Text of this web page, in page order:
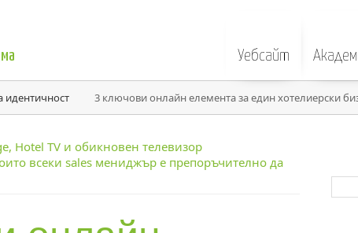
Уебсайт
идентичност 3 ключови онлайн елемента за един хотелиерски
Hotel TV и обикновен телевизор
всеки sales мениджър е препоръчително да